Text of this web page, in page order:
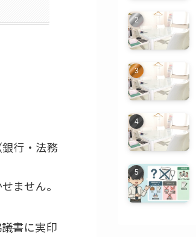
行・法務
ません。
書に実印
別）